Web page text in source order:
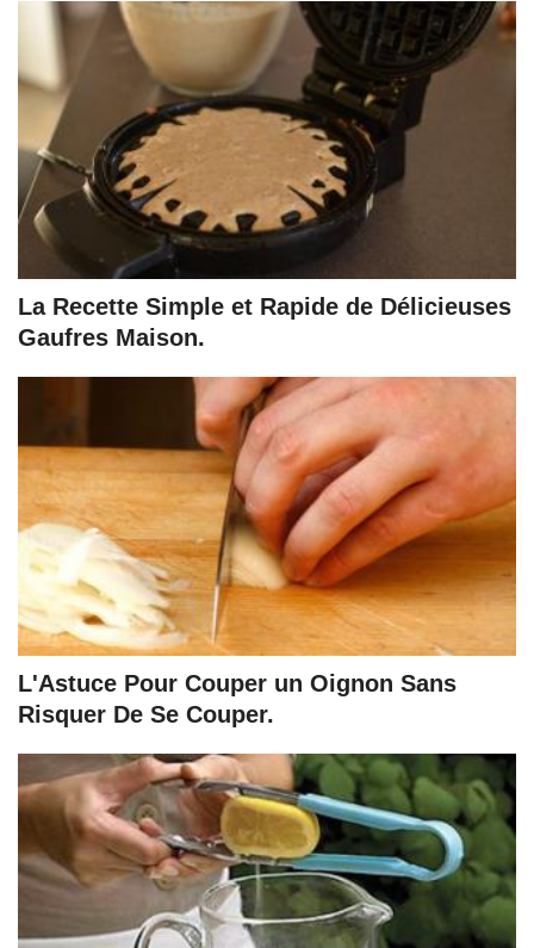
La Recette Simple et Rapide de Délicieuses
Gaufres Maison.
L'Astuce Pour Couper un Oignon Sans
Risquer De Se Couper.